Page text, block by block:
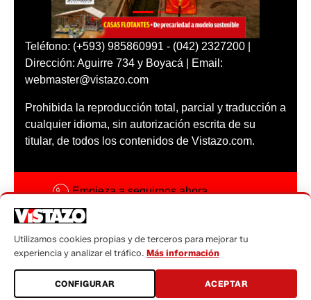
Teléfono: (+593) 985860991 - (042) 2327200 |
Dirección: Aguirre 734 y Boyacá | Email:
webmaster@vistazo.com
Prohibida la reproducción total, parcial y traducción a
cualquier idioma, sin autorización escrita de su
titular, de todos los contenidos de Vistazo.com.
Empieza a seguirnos ahora
Código ética
Sugerencias a:
sugerencias@vistazo.com
Utilizamos cookies propias y de terceros para mejorar tu
experiencia y analizar el tráfico. Más información
CONFIGURAR ACEPTAR